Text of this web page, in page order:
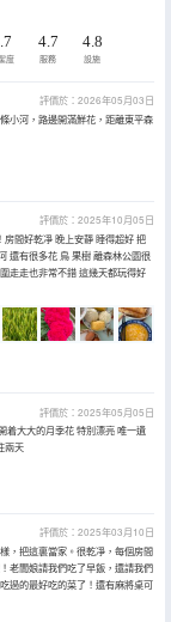
度
4.7
服務
4.8
設施
評價於：2026年05月03日
小河，路邊開滿鮮花，距離東平森
評價於：2025年10月05日
間好乾凈 晚上安靜 睡得超好 把
還有很多花 鳥 果樹 離森林公園很
走走也非常不錯 這幾天都玩得好
評價於：2025年05月05日
着大大的月季花 特別漂亮 唯一遺
兩天
評價於：2025年03月10日
，把這裏當家。很乾凈，每個房間
老闆娘請我們吃了早飯，還請我們
過的最好吃的菜了！還有麻將桌可